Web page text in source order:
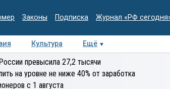
Законы Подписка Журнал «РФ
Культура Ещё
Интервью Колумнисты
экспертиза
превысила 27,2 тысячи
на уровне не ниже 40% от заработка
с 1 августа